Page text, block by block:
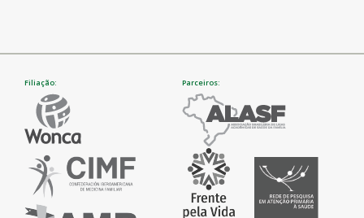
Filiação: Parceiros: